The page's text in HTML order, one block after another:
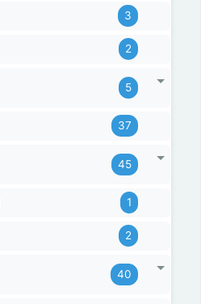
3
2
5
37
45
1
2
40